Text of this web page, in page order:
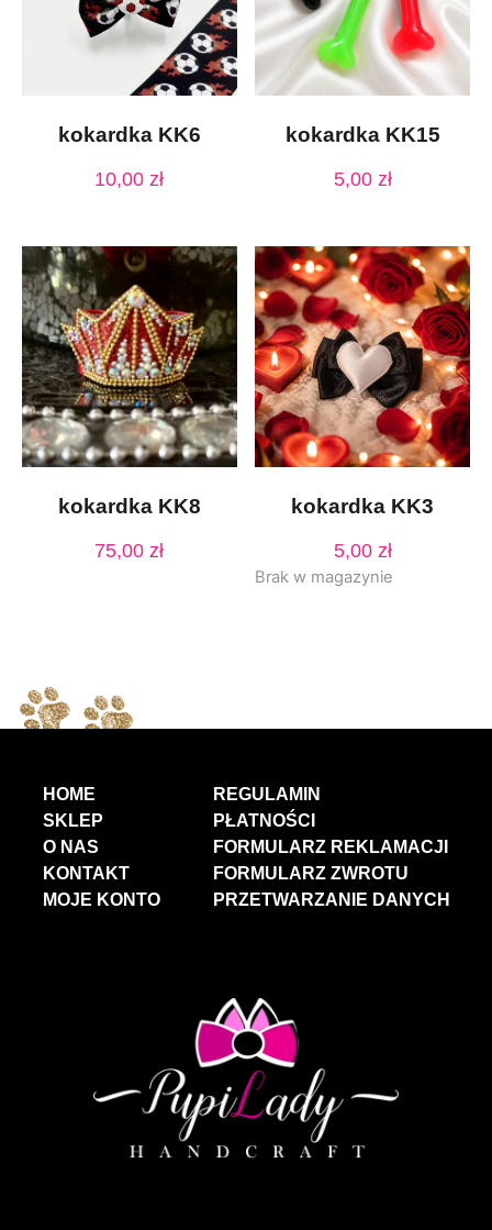
kokardka KK6
10,00 zł
kokardka KK15
5,00 zł
kokardka KK8
75,00zł
kokardka KK3
5,00 zł
Brak w magazynie
HOME
SKLEP
O NAS
KONTAKT
MOJE KONTO
REGULAMIN
PŁATNOŚCI
FORMULARZ REKLAMACJI
FORMULARZ ZWROTU
PRZETWARZANIE DANYCH